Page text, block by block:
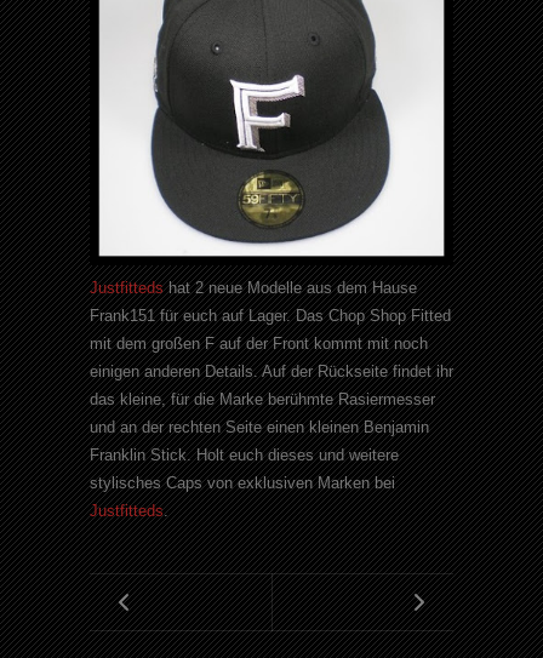
Justfittedshat 2 neue Modelle aus dem Hause
Frank151 für euch auf Lager. DasChop Shop Fitted
mit dem großen F auf der Front kommt mit noch
einigen anderen Details. Auf der Rückseite findet ihr
das kleine, für die Marke berühmteRasiermesser
und an der rechten Seite einen kleinenBenjamin
Franklin Stick. Holt euch dieses und weitere
stylisches Capsvon exklusiven Marken bei
Justfitteds.